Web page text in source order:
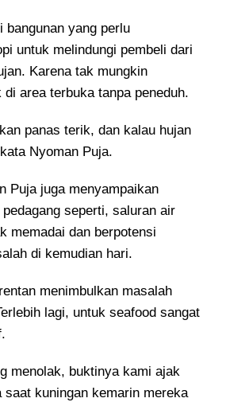
bangunan yang perlu
untuk melindungi pembeli dari
Karena tak mungkin
di area terbuka tanpa peneduh.
panas terik, dan kalau hujan
Nyoman Puja.
Puja juga menyampaikan
seperti, saluran air
memadai dan berpotensi
di kemudian hari.
menimbulkan masalah
lagi, untuk seafood sangat
menolak, buktinya kami ajak
saat kuningan kemarin mereka